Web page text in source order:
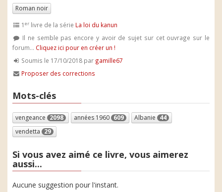
Roman noir
1er livre de la série La loi du kanun
Il ne semble pas encore y avoir de sujet sur cet ouvrage sur le
forum... Cliquez ici pour en créer un !
Soumis le 17/10/2018 par gamille67
Proposer des corrections
Mots-clés
vengeance 2098 années 1960 609 Albanie 44
vendetta 29
Si vous avez aimé ce livre, vous aimerez
aussi...
Aucune suggestion pour l'instant.